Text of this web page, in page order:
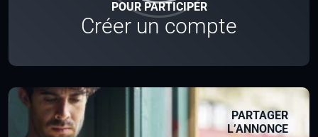
POUR PARTICIPER
Créer un compte
PARTAGER
L’ANNONCE